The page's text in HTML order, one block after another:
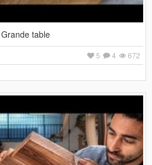
Grande table
672
4
5